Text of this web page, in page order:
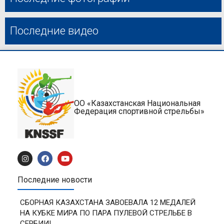
Последние видео
ОО «Казахстанская Национальная
Федерация спортивной стрельбы»
Последние новости
СБОРНАЯ КАЗАХСТАНА ЗАВОЕВАЛА 12 МЕДАЛЕЙ
НА КУБКЕ МИРА ПО ПАРА ПУЛЕВОЙ СТРЕЛЬБЕ В